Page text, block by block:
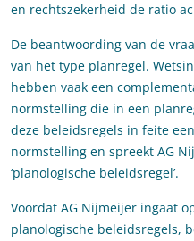
en rechtszekerheid de ratio
De beantwoording van de
van het type planregel.
hebben vaak een
normstelling die in een
deze beleidsregels in feite
normstelling en spreekt AG
‘planologische beleidsregel’.
Voordat AG Nijmeijer ingaat
planologische beleidsregels,